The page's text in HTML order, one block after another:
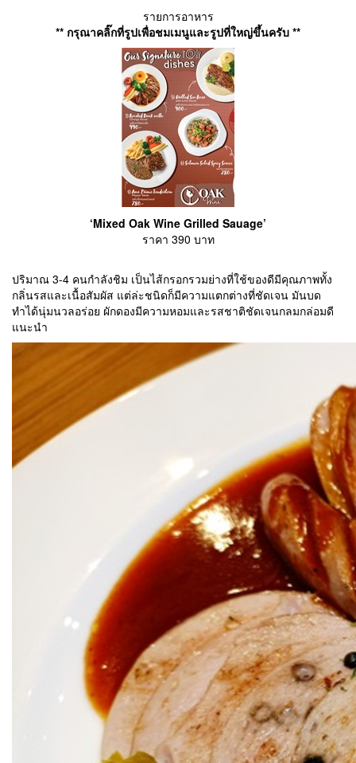
รายการอาหาร
** กรุณาคลิ๊กที่รูปเพื่อชมเมนูและรูปที่ใหญ่ขึ้นครับ **
‘Mixed Oak Wine Grilled Sauage’
ราคา 390 บาท
ปริมาณ 3-4 คนกำลังชิม เป็นไส้กรอกรวมย่างที่ใช้ของดีมีคุณภาพทั้ง
กลิ่นรสและเนื้อสัมผัส แต่ล่ะชนิดก็มีความแตกต่างที่ชัดเจน มันบด
ทำได้นุ่มนวลอร่อย ผักดองมีความหอมและรสชาติชัดเจนกลมกล่อมดี
แนะนำ